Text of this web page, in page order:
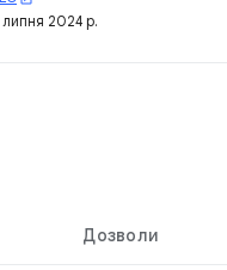
липня 2024 р.
Дозволи